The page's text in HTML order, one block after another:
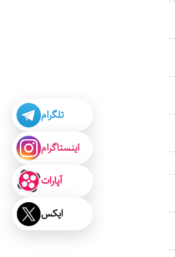
تلگرام
اینستاگرام
آپارات
ایکس